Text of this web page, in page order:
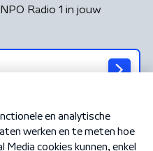
Radio 1 in jouw